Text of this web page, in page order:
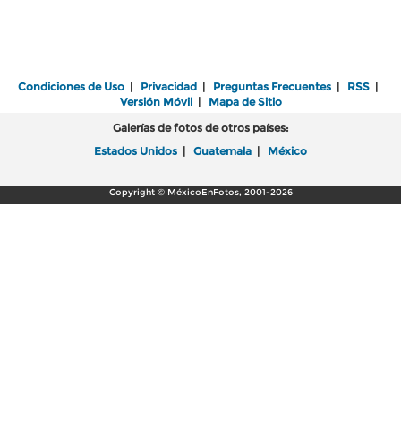
Condiciones de Uso | Privacidad | Preguntas Frecuentes | RSS |
Versión Móvil| Mapa de Sitio
Galerías de fotos de otros países:
Estados Unidos | Guatemala | México
Copyright © MéxicoEnFotos, 2001-2026